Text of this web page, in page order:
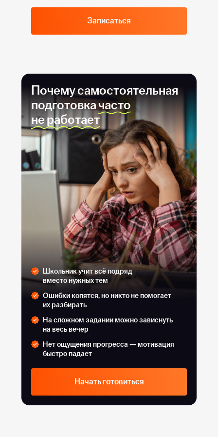
Записаться
Почему самостоятельная
подготовкачасто
не работает
Школьник учит всё подряд
вместо нужных тем
Ошибки копятся, но никто не помогает
их разбирать
На сложном задании можно зависнуть
на весь вечер
Нет ощущения прогресса — мотивация
быстро падает
Начать готовиться